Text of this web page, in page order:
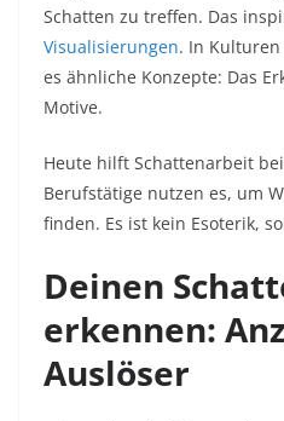
Schatten zu treffen. Das
Visualisierungen. In
es ähnliche Konzepte: Das
Motive.​
Heute hilft Schattenarbeit
Berufstätige nutzen es, um
finden. Es ist kein Esoterik,
Deinen
erkennen:
Auslöser